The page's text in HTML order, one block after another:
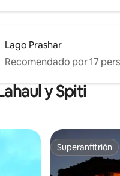
Lago Prashar
Recomendado por 17
y Spiti
Superanfitrión
Superanfitrión